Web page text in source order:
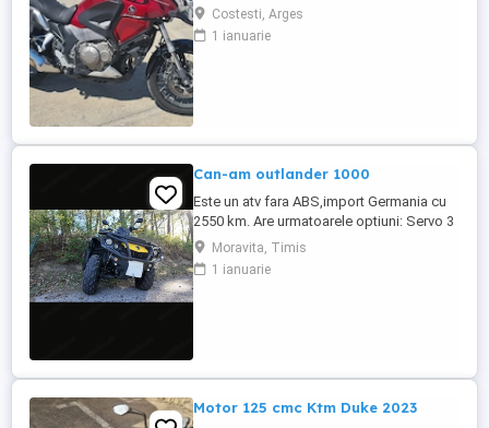
Costesti, Arges
1 ianuarie
Can-am outlander 1000
Este un atv fara ABS,import Germania cu
2550 km. Are urmatoarele optiuni: Servo 3
nivele Suspensie FOX cu rebound Bullbar
fata Bullbar spate Handguardurile Can am
Jante beadlock
Moravita, Timis
1 ianuarie
Motor 125 cmc Ktm Duke 2023